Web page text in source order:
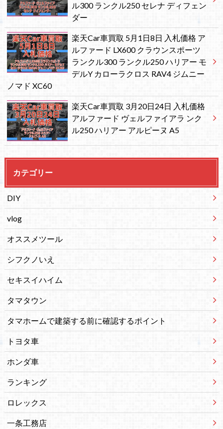
ル300 ランクル250 セレナ ディフェン
ダー
楽天Car車買取 5月1日8日 入札価格 ア
ルファード LX600 クラウンスポーツ
ランクル300 ランクル250 ハリアー モ
デルY カローラクロス RAV4 ジムニー
ノマド XC60
楽天Car車買取 3月20日24日 入札価格
アルファード ヴェルファイアラ ンク
ル250 ハリアー アルピーヌ A5
カテゴリー
DIY
vlog
オススメツール
シフクノいえ
セキスイハイム
タマタウン
タマホームで建築する前に確認するポイント
トヨタ車
ホンダ車
ランキング
ロレックス
一条工務店